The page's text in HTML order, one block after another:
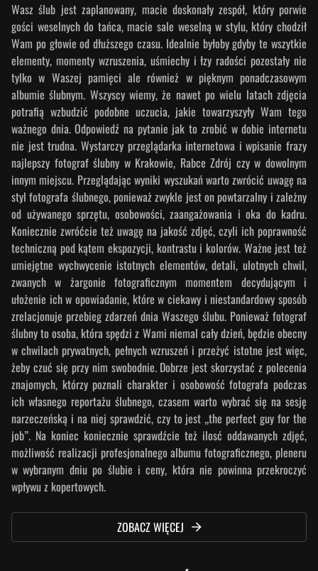
Wasz ślub jest zaplanowany, macie doskonały zespół, który porwie
gości weselnych do tańca, macie sale weselną w stylu, który chodził
Wam po głowie od dłuższego czasu. Idealnie byłoby gdyby te wszytkie
elementy, momenty wzruszenia, uśmiechy i łzy radości pozostały nie
tylko w Waszej pamięci ale również w pięknym ponadczasowym
albumie ślubnym. Wszyscy wiemy, że nawet po wielu latach zdjęcia
potrafią wzbudzić podobne uczucia, jakie towarzyszyły Wam tego
ważnego dnia. Odpowiedź na pytanie jak to zrobić w dobie internetu
nie jest trudna. Wystarczy przeglądarka internetowa i wpisanie frazy
najlepszy fotograf ślubny w Krakowie, Rabce Zdrój czy w dowolnym
innym miejscu. Przeglądając wyniki wyszukań warto zwrócić uwagę na
styl fotografa ślubnego, ponieważ zwykle jest on powtarzalny i zależny
od używanego sprzętu, osobowości, zaangażowania i oka do kadru.
Koniecznie zwróćcie też uwagę na jakość zdjęć, czyli ich poprawność
techniczną pod kątem ekspozycji, kontrastu i kolorów. Ważne jest też
umiejętne wychwycenie istotnych elementów, detali, ulotnych chwil,
zwanych w żargonie fotograficznym momentem decydującym i
ułożenie ich w opowiadanie, które w ciekawy i niestandardowy sposób
zrelacjonuje przebieg zdarzeń dnia Waszego ślubu. Ponieważ fotograf
ślubny to osoba, która spędzi z Wami niemal cały dzień, będzie obecny
w chwilach prywatnych, pełnych wzruszeń i przeżyć istotne jest więc,
żeby czuć się przy nim swobodnie. Dobrze jest skorzystać z polecenia
znajomych, którzy poznali charakter i osobowość fotografa podczas
ich własnego reportażu ślubnego, czasem warto wybrać się na sesję
narzeczeńską i na niej sprawdzić, czy to jest „the perfect guy for the
job”. Na koniec koniecznie sprawdźcie też ilosć oddawanych zdjęć,
możliwość realizacji profesjonalnego albumu fotograficznego, pleneru
w wybranym dniu po ślubie i ceny, która nie powinna przekroczyć
wpływu z kopertowych.
ZOBACZ WIĘCEJ